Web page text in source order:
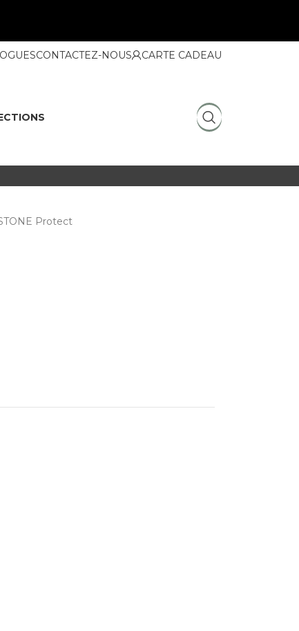
CONTACTEZ-NOUS CARTE CADEAU
Protect